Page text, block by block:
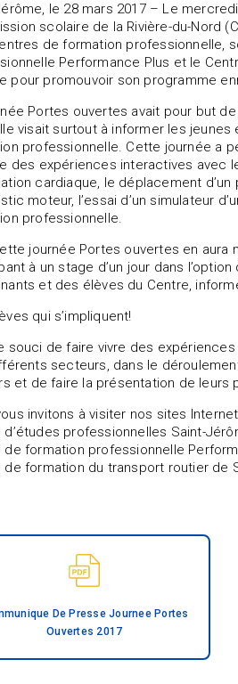
le 28 mars 2017 – Le
scolaire de la Rivière-du-Nord
de formation professionnelle,
Performance Plus et le
pour promouvoir son programme
Portes ouvertes avait pour but
visait surtout à informer les
professionnelle. Cette journée a
des expériences interactives avec
cardiaque, le déplacement
moteur, l’essai d’un simulateur
professionnelle.
journée Portes ouvertes en aura
à un stage d’un jour dans
et des élèves du Centre,
qui s’impliquent!
souci de faire vivre des
secteurs, dans le
et de faire la présentation de leurs
invitons à visiter nos sites
d’études professionnelles Saint-
de formation professionnelle
de formation du transport routier de
De Presse Journee Portes
Ouvertes 2017